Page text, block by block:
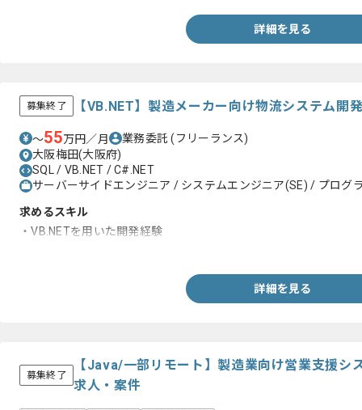
詳細を見る
募集終了 【VB.NET】製造メーカー向け物流システム開
〜55万円／月 業務委託(フリーランス)
大阪梅田(大阪府)
SQL / VB.NET / C#.NET
サーバーサイドエンジニア / システムエンジニア(SE) / プログ
求めるスキル
・VB.NETを用いた開発経験
詳細を見る
募集終了
【Java/一部リモート】製造業向け営業支援シ
求人・案件